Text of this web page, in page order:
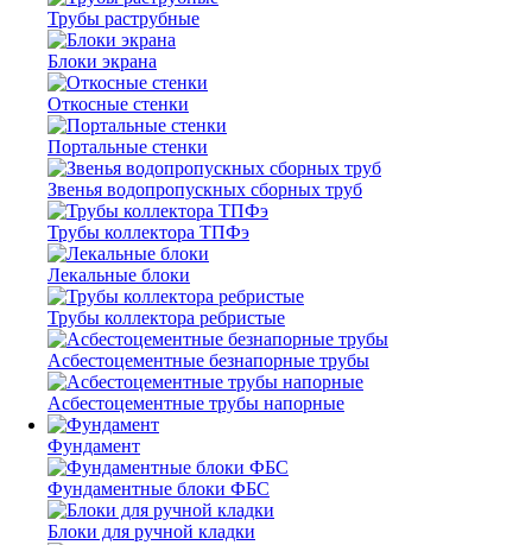
Трубы раструбные
Блоки экрана
Откосные стенки
Портальные стенки
Звенья водопропускных сборных труб
Трубы коллектора ТПФэ
Лекальные блоки
Трубы коллектора ребристые
Асбестоцементные безнапорные трубы
Асбестоцементные трубы напорные
Фундамент
Фундаментные блоки ФБС
Блоки для ручной кладки